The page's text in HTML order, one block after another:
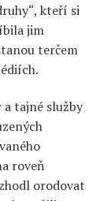
kteří si
jim
terčem
tajné služby
roveň
orodovat